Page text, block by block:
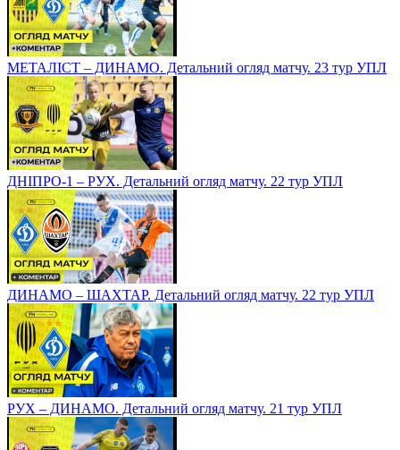
МЕТАЛІСТ – ДИНАМО. Детальний огляд матчу. 23 тур УПЛ
ДНІПРО-1 – РУХ. Детальний огляд матчу. 22 тур УПЛ
ДИНАМО – ШАХТАР. Детальний огляд матчу. 22 тур УПЛ
РУХ – ДИНАМО. Детальний огляд матчу. 21 тур УПЛ